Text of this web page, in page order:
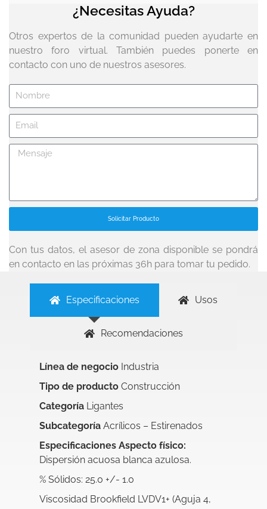
¿Necesitas Ayuda?
Otros expertos de la comunidad pueden ayudarte en
nuestro foro virtual. También puedes ponerte en
contacto con uno de nuestros asesores.
Solicitar Producto
Con tus datos, el asesor de zona disponible se pondrá
en contacto en las próximas 36h para tomar tu pedido.
Especificaciones Usos
Recomendaciones
Línea de negocio Industria
Tipo de producto Construcción
Categoría Ligantes
Subcategoría Acrílicos – Estirenados
Especificaciones Aspecto físico:
Dispersión acuosa blanca azulosa.
% Sólidos: 25.0 +/- 1.0
Viscosidad Brookfield LVDV1+ (Aguja 4,